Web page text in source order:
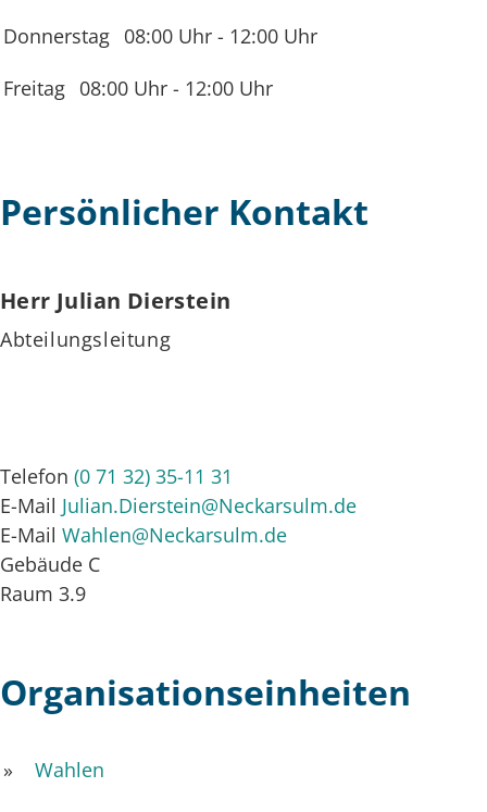
Donnerstag 08:00 Uhr - 12:00 Uhr
Freitag 08:00 Uhr - 12:00 Uhr
Persönlicher Kontakt
Herr Julian Dierstein
Abteilungsleitung
Telefon (0 71 32) 35-11 31
E-Mail Julian.Dierstein@Neckarsulm.de
E-Mail Wahlen@Neckarsulm.de
Gebäude C
Raum 3.9
Organisationseinheiten
Wahlen